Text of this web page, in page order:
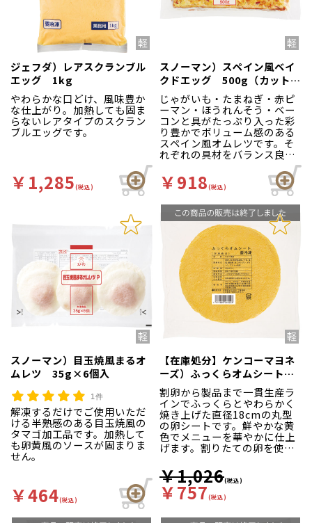
ジェフダ）レアスクランブル
エッグ 1kg
やわらかな口どけ、風味豊か
な仕上がり。加熱しても固ま
らないレアタイプのスクラン
ブルエッグです。
￥1,285(税込)
スノーマン）スペイン風ベイ
クドエッグ 500g（カットな
し）
じゃがいも・たまねぎ・赤ピ
ーマン・ほうれんそう・ベー
コンと具がたっぷり入った彩
り豊かでボリューム感のある
スペイン風オムレツです。そ
れぞれの具材をバランス良く
配合し、しっかりとした味付
けに焼き上げました。
￥918(税込)
スノーマン）目玉焼風まるオ
ムレツ 35g×6個入
1件
解凍するだけでご使用いただ
ける半熟感のある目玉焼風の
タマゴ加工品です。加熱して
も卵黄風のソースが固まりま
せん。
￥464(税込)
【在庫処分】ケンコーマヨネ
ーズ）ふっくらオムシート
400g（10枚入）
割卵から製品まで一貫生産ラ
インでふっくらとやわらかく
焼き上げた直径18cmの丸型
の卵シートです。鮮やかな黄
色でメニューを華やかに仕上
げます。割りたての卵を使
クすることで風味をギュッと
閉じ込めました。オムライス
の他にもオムソバや巻き物な
ど、幅広い用途にお使いいた
だけます。
￥1,026(税込)
￥757(税込)